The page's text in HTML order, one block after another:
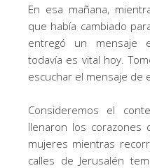
En esa mañana,
que había cambiado
entregó un mensaje
todavía es vital hoy.
escuchar el mensaje de
Consideremos el
llenaron los
mujeres mientras
calles de Jerusalén